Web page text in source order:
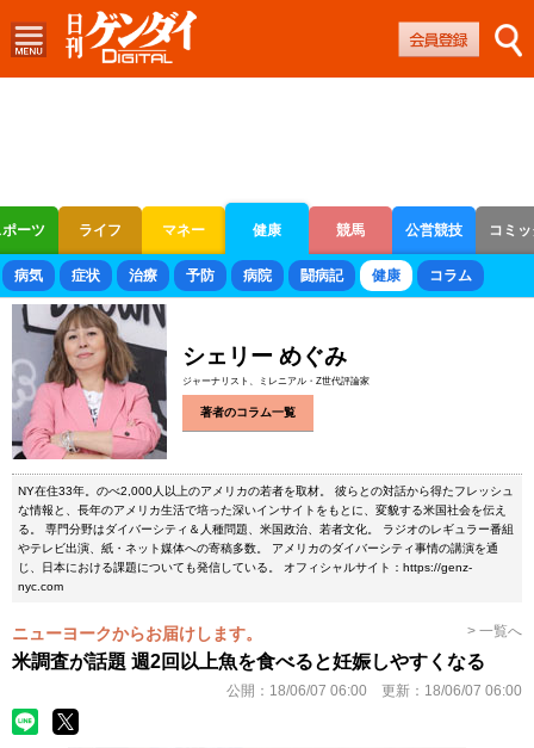
ーツ ライフ マネー 健康 競馬 公営競技 コミ
ボートレース 競輪 オートレース
病気 症状 治療 予防 病院 闘病記 健康 コラム
シェリー めぐみ
ジャーナリスト、ミレニアル・Z世代評論家
著者のコラム一覧
NY在住33年。のべ2,000人以上のアメリカの若者を取材。 彼らとの対話から得たフレッシュ
な情報と、長年のアメリカ生活で培った深いインサイトをもとに、変貌する米国社会を伝え
る。 専門分野はダイバーシティ＆人種問題、米国政治、若者文化。 ラジオのレギュラー番組
やテレビ出演、紙・ネット媒体への寄稿多数。 アメリカのダイバーシティ事情の講演を通
じ、日本における課題についても発信している。 オフィシャルサイト：https://genz-
nyc.com
ニューヨークからお届けします。 > 一覧へ
米調査が話題 週2回以上魚を食べると妊娠しやすくなる
公開： 18/06/07 06:00 更新： 18/06/07 06:00